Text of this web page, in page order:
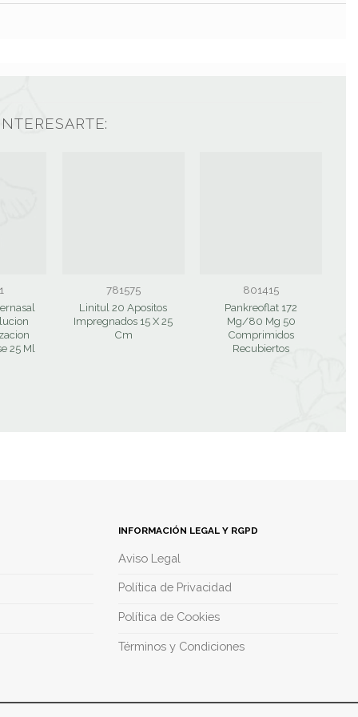
25 Ml
781575
Linitul 20 Apositos
Impregnados 15 X 25
Cm
801415
Pankreoflat 172
Mg/80 Mg 50
Comprimidos
Recubiertos
INFORMACIÓN LEGAL Y RGPD
Aviso Legal
Política de Privacidad
Política de Cookies
Términos y Condiciones